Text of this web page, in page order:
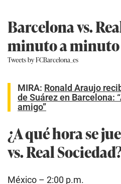
Barcelona vs.
minuto a minuto
Tweets by FCBarcelona_es
MIRA: Ronald Araujo
de Suárez en Barcelona:
amigo”
¿A qué hora se
vs. Real
México – 2:00 p.m.